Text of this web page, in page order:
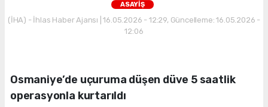
ASAYİŞ
(İHA) - İhlas Haber Ajansı | 16.05.2026 - 12:29, Güncelleme: 16.05.2026 -
12:06
Osmaniye’de uçuruma düşen düve 5 saatlik
operasyonla kurtarıldı